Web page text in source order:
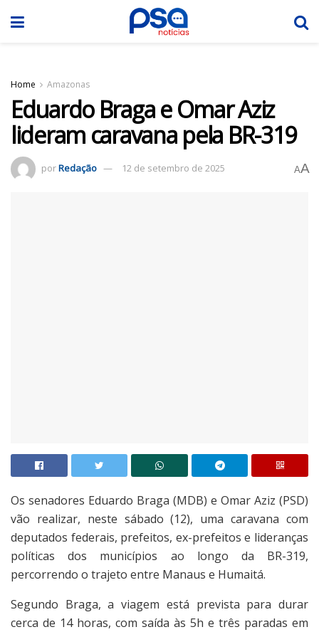
Home Amazonas
Eduardo Braga e Omar Aziz
lideram caravana pela BR-319
porRedação 12 de setembro de 2025 AA
Os senadores Eduardo Braga (MDB) e Omar Aziz (PSD)
vão realizar, neste sábado (12), uma caravana com
deputados federais, prefeitos, ex-prefeitos e lideranças
políticas dos municípios ao longo da BR-319,
percorrendo o trajeto entre Manaus e Humaitá.
Segundo Braga, a viagem está prevista para durar
cerca de 14 horas, com saída às 5h e três paradas em